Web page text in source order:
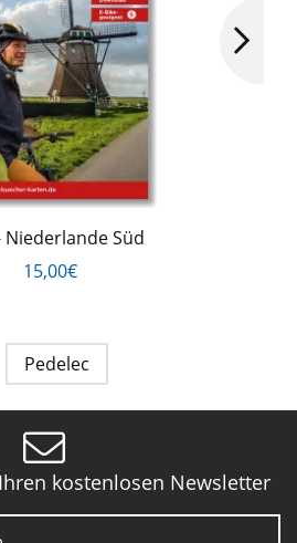
Niederlande Süd
15,00€
Pedelec
kostenlosen Newsletter